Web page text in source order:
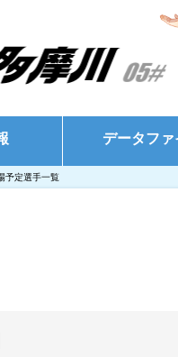
クス
データファ
予定選手一覧